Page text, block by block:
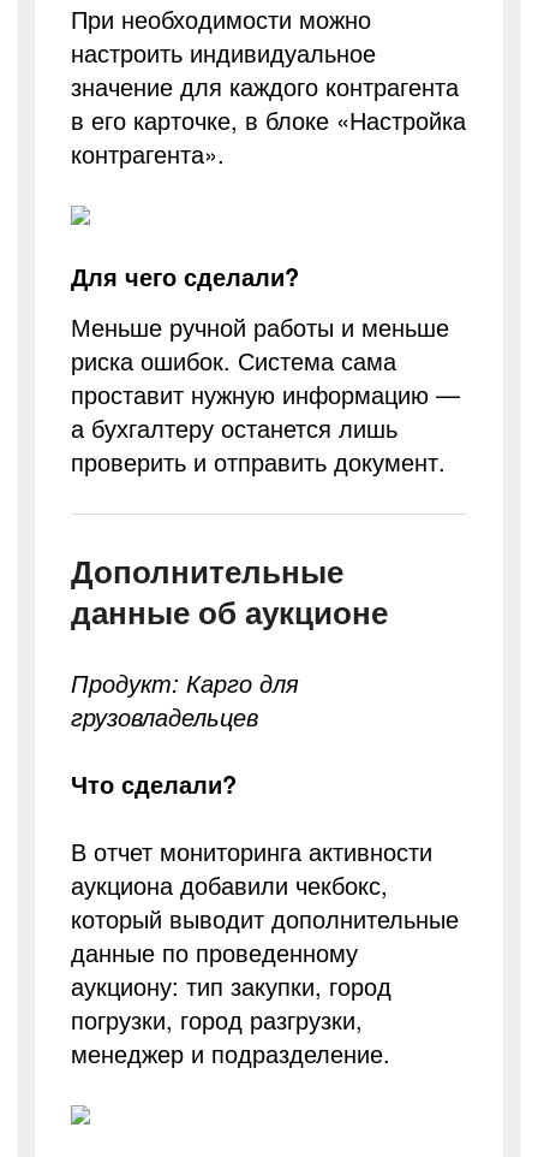
При необходимости можно
настроить индивидуальное
значение для каждого контрагента
в его карточке, в блоке «Настройка
контрагента».
Для чего сделали?
Меньше ручной работы и меньше
риска ошибок. Система сама
проставит нужную информацию —
а бухгалтеру останется лишь
проверить и отправить документ.
Дополнительные
данные об аукционе
Продукт: Карго для
грузовладельцев
Что сделали?
В отчет мониторинга активности
аукциона добавили чекбокс,
который выводит дополнительные
данные по проведенному
аукциону: тип закупки, город
погрузки, город разгрузки,
менеджер и подразделение.